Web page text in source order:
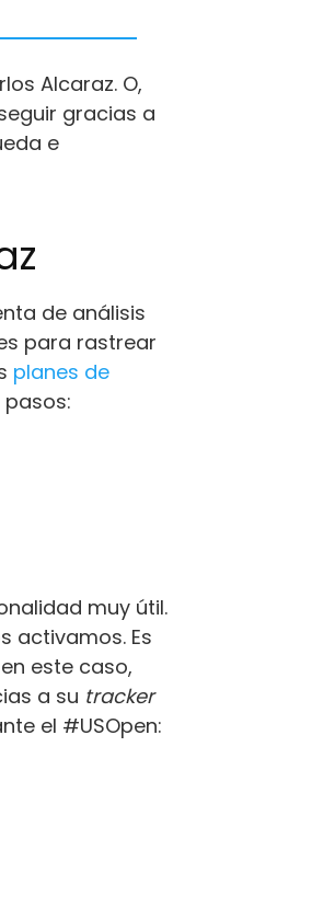
Alcaraz. O,
gracias a
e
de análisis
para rastrear
planes de
muy útil.
activamos. Es
este caso,
a su tracker
el #USOpen: